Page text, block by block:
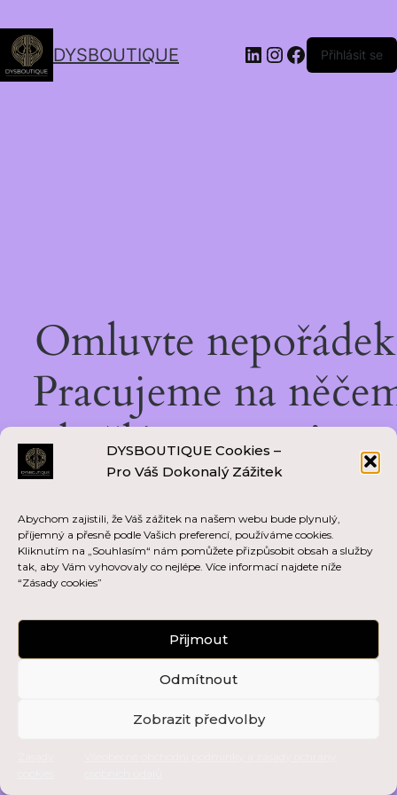
DYSBOUTIQUE Cookies –
Pro Váš Dokonalý Zážitek
Abychom zajistili, že Váš zážitek na našem webu bude plynulý,
příjemný a přesně podle Vašich preferencí, používáme cookies.
Kliknutím na „Souhlasím“ nám pomůžete přizpůsobit obsah a služby
tak, aby Vám vyhovovaly co nejlépe. Více informací najdete níže
“Zásady cookies”
Přijmout
Odmítnout
Zobrazit předvolby
DYSBOUTIQUE Přihlásit se
Omluvte
Pracujeme na
skvělém — vraťte se
brzy zpět!